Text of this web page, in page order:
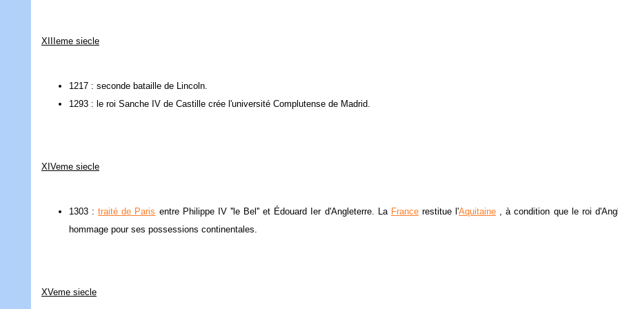
XIIIeme siecle
1217 : seconde bataille de Lincoln.
1293 : le roi Sanche IV de Castille crée l'université Complutense de Madrid.
XIVeme siecle
1303 :traité de Paris entre Philippe IV ''le Bel'' et Édouard Ier d'Angleterre. La Francerestitue l'Aquitaine , à condition que le roi
hommage pour ses possessions continentales.
XVeme siecle